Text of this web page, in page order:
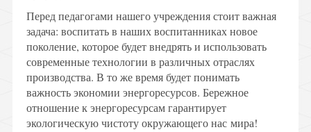
Перед педагогами нашего учреждения стоит важная
задача: воспитать в наших воспитанниках новое
поколение, которое будет внедрять и использовать
современные технологии в различных отраслях
производства. В то же время будет понимать
важность экономии энергоресурсов. Бережное
отношение к энергоресурсам гарантирует
экологическую чистоту окружающего нас мира!